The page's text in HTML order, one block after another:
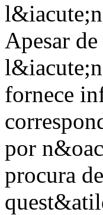
Apesar
fornece
por
procura